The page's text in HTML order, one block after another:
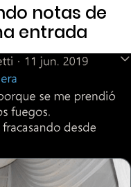
notas de
entrada